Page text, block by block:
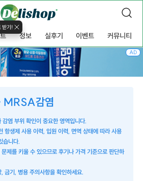
받기!
정보 실후기 이벤트 커뮤니티
MRSA감염
염 부위 확인이 중요한 영역입니다.
항생제 사용 이력, 입원 이력, 면역 상태에 따라 사용
습니다.
제를 키울 수 있으므로 후기나 가격 기준으로 판단하
금기, 병용 주의사항을 확인하세요.
AD